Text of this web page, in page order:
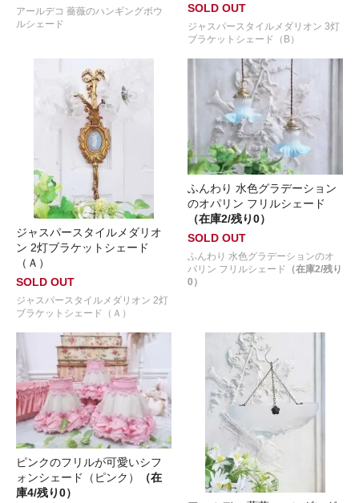
アールデコ 薔薇のハンギングボウ
ルシェード
SOLD OUT
ジャスパースタイルメダリオン 3灯
ブラケットシェード（B）
ジャスパースタイルメダリオ
ン 2灯ブラケットシェード
（Ａ）
SOLD OUT
ジャスパースタイルメダリオン 2灯
ブラケットシェード（Ａ）
ふんわり 水色グラデーション
のオパリン フリルシェード
（在庫2/残り0）
SOLD OUT
ふんわり 水色グラデーションのオ
パリン フリルシェード
（在庫2/残り
0）
ピンクのフリルが可愛いシフ
ォンシェード（ピンク）
（在
庫4/残り0）